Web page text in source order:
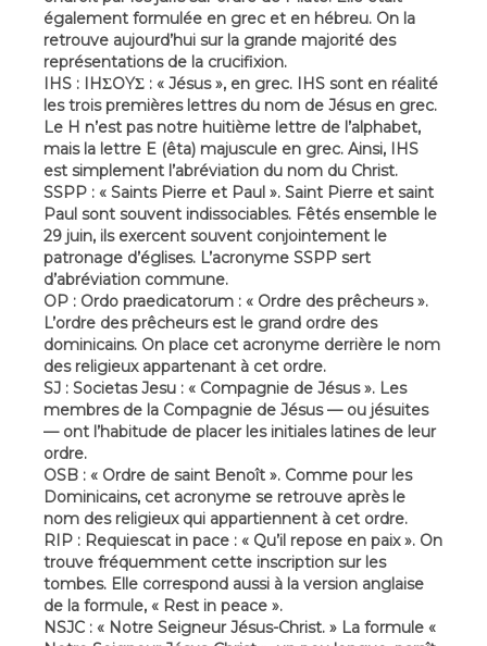
également formulée en grec et en hébreu. On la
retrouve aujourd’hui sur la grande majorité des
représentations de la crucifixion.
IHS : IHΣOYΣ : « Jésus », en grec. IHS sont en réalité
les trois premières lettres du nom de Jésus en grec.
Le H n’est pas notre huitième lettre de l’alphabet,
mais la lettre E (êta) majuscule en grec. Ainsi, IHS
est simplement l’abréviation du nom du Christ.
SSPP : « Saints Pierre et Paul ». Saint Pierre et saint
Paul sont souvent indissociables. Fêtés ensemble le
29 juin, ils exercent souvent conjointement le
patronage d’églises. L’acronyme SSPP sert
d’abréviation commune.
OP : Ordo praedicatorum : « Ordre des prêcheurs ».
L’ordre des prêcheurs est le grand ordre des
dominicains. On place cet acronyme derrière le nom
des religieux appartenant à cet ordre.
SJ : Societas Jesu : « Compagnie de Jésus ». Les
membres de la Compagnie de Jésus — ou jésuites
— ont l’habitude de placer les initiales latines de leur
ordre.
OSB : « Ordre de saint Benoît ». Comme pour les
Dominicains, cet acronyme se retrouve après le
nom des religieux qui appartiennent à cet ordre.
RIP : Requiescat in pace : « Qu’il repose en paix ». On
trouve fréquemment cette inscription sur les
tombes. Elle correspond aussi à la version anglaise
de la formule, « Rest in peace ».
NSJC : « Notre Seigneur Jésus-Christ. » La formule «